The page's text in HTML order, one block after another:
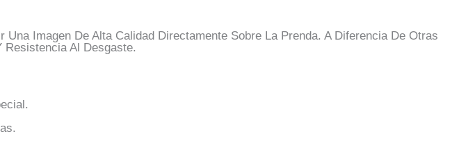
Imagen De Alta Calidad Directamente Sobre La Prenda. A Diferencia De Otras
Resistencia Al Desgaste.